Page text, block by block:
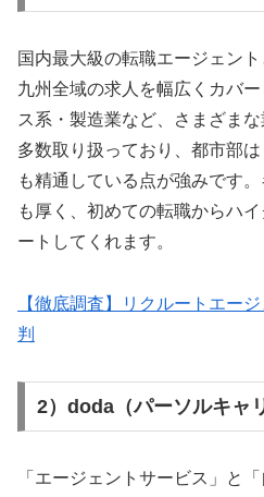
国内最大級の転職エージェン
九州全域の求人を幅広くカバ
ス系・製造業など、さまざま
多数取り扱っており、都市部
も精通している点が強みです
も厚く、初めての転職からハ
ートしてくれます。
【徹底調査】リクルートエー
判
2）doda（パーソルキャ
「エージェントサービス」と